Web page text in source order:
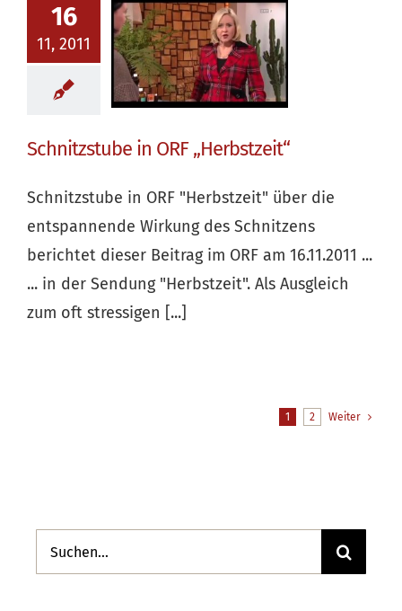
16
11, 2011
Schnitzstube
in ORF
„Herbstzeit“
Schnitzstube in ORF „Herbstzeit“
Schnitzstube in ORF "Herbstzeit" über die
entspannende Wirkung des Schnitzens
berichtet dieser Beitrag im ORF am 16.11.2011 ...
... in der Sendung "Herbstzeit". Als Ausgleich
zum oft stressigen [...]
1 2 Weiter
Suche
nach: